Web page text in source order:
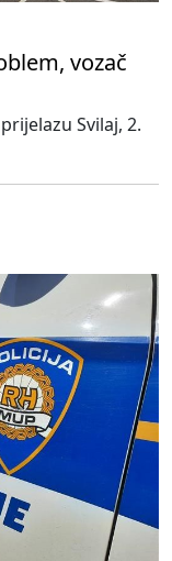
vozač
Svilaj, 2.